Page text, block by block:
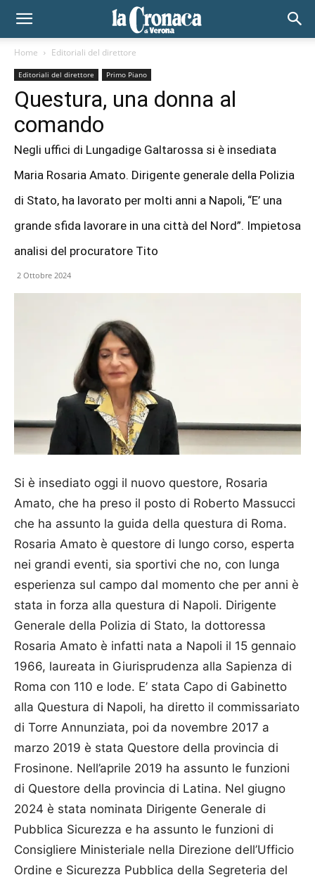
Home Editoriali del direttore
Editoriali del direttore Primo Piano
Questura, una donna al
comando
Negli uffici di Lungadige Galtarossa si è insediata
Maria Rosaria Amato. Dirigente generale della Polizia
di Stato, ha lavorato per molti anni a Napoli, “E’ una
grande sfida lavorare in una città del Nord”. Impietosa
analisi del procuratore Tito
2 Ottobre 2024
Si è insediato oggi il nuovo questore, Rosaria
Amato, che ha preso il posto di Roberto Massucci
che ha assunto la guida della questura di Roma.
Rosaria Amato è questore di lungo corso, esperta
nei grandi eventi, sia sportivi che no, con lunga
esperienza sul campo dal momento che per anni è
stata in forza alla questura di Napoli. Dirigente
Generale della Polizia di Stato, la dottoressa
Rosaria Amato è infatti nata a Napoli il 15 gennaio
1966, laureata in Giurisprudenza alla Sapienza di
Roma con 110 e lode. E’ stata Capo di Gabinetto
alla Questura di Napoli, ha diretto il commissariato
di Torre Annunziata, poi da novembre 2017 a
marzo 2019 è stata Questore della provincia di
Frosinone. Nell’aprile 2019 ha assunto le funzioni
di Questore della provincia di Latina. Nel giugno
2024 è stata nominata Dirigente Generale di
Pubblica Sicurezza e ha assunto le funzioni di
Consigliere Ministeriale nella Direzione dell’Ufficio
Ordine e Sicurezza Pubblica della Segreteria del